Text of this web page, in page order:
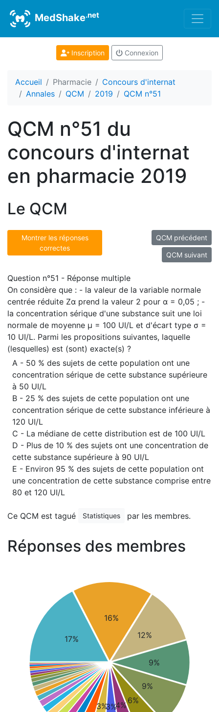
MedShake.net
Inscription Connexion
Accueil Pharmacie
Concours d'internat
Annales
QCM 2019 QCM n°51
QCM n°51 du
concours d'internat
en pharmacie 2019
Le QCM
Montrer les réponses
correctes
QCM précédent
QCM suivant
Question n°51 - Réponse multiple
On considère que : - la valeur de la variable normale
centrée réduite Zα prend la valeur 2 pour α = 0,05 ; -
la concentration sérique d'une substance suit une loi
normale de moyenne μ = 100 UI/L et d'écart type σ =
10 UI/L. Parmi les propositions suivantes, laquelle
(lesquelles) est (sont) exacte(s) ?
A - 50 % des sujets de cette population ont une
concentration sérique de cette substance supérieure
à 50 UI/L
B - 25 % des sujets de cette population ont une
concentration sérique de cette substance inférieure à
120 UI/L
C - La médiane de cette distribution est de 100 UI/L
D - Plus de 10 % des sujets ont une concentration de
cette substance supérieure à 90 UI/L
E - Environ 95 % des sujets de cette population ont
une concentration de cette substance comprise entre
80 et 120 UI/L
Ce QCM est tagué Statistiques par les membres.
Réponses des membres
17%
16%
12%
9%
9%
6%
4%
3%
3%